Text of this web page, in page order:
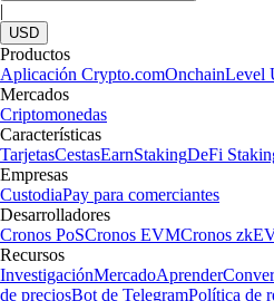
|
USD
Productos
Aplicación Crypto.comOnchainLevel
Mercados
Criptomonedas
Características
TarjetasCestasEarnStakingDeFi
Empresas
CustodiaPay para comerciantes
Desarrolladores
Cronos PoSCronos EVMCronos
Recursos
InvestigaciónMercadoAprender
de preciosBot de TelegramPolítica de